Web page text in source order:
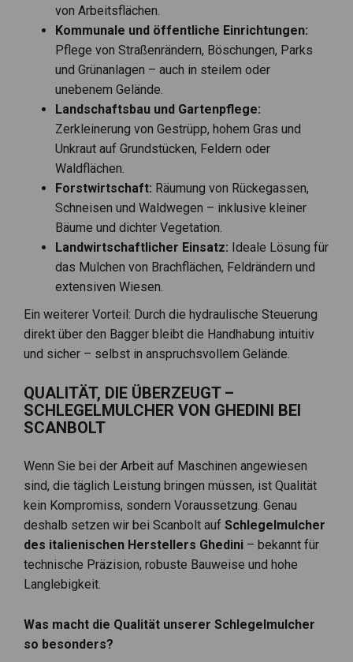
von Arbeitsflächen.
Kommunale und öffentliche Einrichtungen:
Pflege von Straßenrändern, Böschungen, Parks
und Grünanlagen – auch in steilem oder
unebenem Gelände.
Landschaftsbau und Gartenpflege:
Zerkleinerung von Gestrüpp, hohem Gras und
Unkraut auf Grundstücken, Feldern oder
Waldflächen.
Forstwirtschaft: Räumung von Rückegassen,
Schneisen und Waldwegen – inklusive kleiner
Bäume und dichter Vegetation.
Landwirtschaftlicher Einsatz: Ideale Lösung für
das Mulchen von Brachflächen, Feldrändern und
extensiven Wiesen.
Ein weiterer Vorteil: Durch die hydraulische Steuerung
direkt über den Bagger bleibt die Handhabung intuitiv
und sicher – selbst in anspruchsvollem Gelände.
QUALITÄT, DIE ÜBERZEUGT –
SCHLEGELMULCHER VON GHEDINI BEI
SCANBOLT
Wenn Sie bei der Arbeit auf Maschinen angewiesen
sind, die täglich Leistung bringen müssen, ist Qualität
kein Kompromiss, sondern Voraussetzung. Genau
deshalb setzen wir bei Scanbolt auf Schlegelmulcher
des italienischen Herstellers Ghedini – bekannt für
technische Präzision, robuste Bauweise und hohe
Langlebigkeit.
Was macht die Qualität unserer Schlegelmulcher
so besonders?